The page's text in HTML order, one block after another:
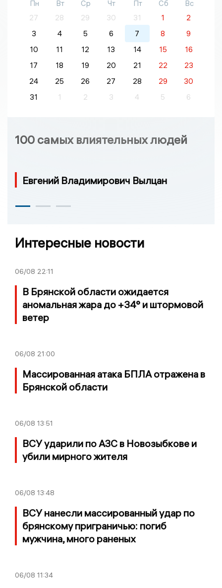
Пн Вт Ср Чт Пт Сб
Вс
27
28 29 30 31 1
2
3
4 5 6 7 8
9
10
11 12 13 14 15
16
17
18 19 20 21 22
23
24
25 26 27 28 29
30
31
1 2 3 4 5 6
100 самых влиятельных людей
Евгений Владимирович Вылцан
Интересные новости
06/08 22:11
В Брянской области ожидается
аномальная жара до +34° и штормовой
ветер
06/08 21:00
Массированная атака БПЛА отражена в
Брянской области
06/08 13:51
ВСУ ударили по АЗС в Новозыбкове и
убили мирного жителя
06/08 13:48
ВСУ нанесли массированный удар по
брянскому приграничью: погиб
мужчина, много раненых
06/08 11:34